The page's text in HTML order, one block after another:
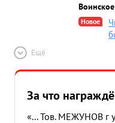
Новое
Ещё
За что
«... Тов. МЕЖУНОВ г